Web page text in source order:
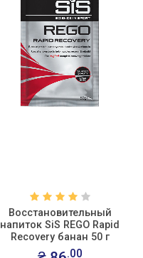
Восстановительный
напиток SiS REGO Rapid
Recovery банан 50 г
.00